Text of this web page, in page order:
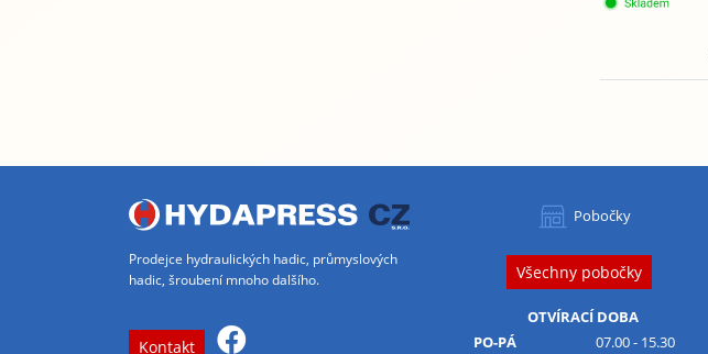
Prodejce hydraulických hadic, průmyslových
hadic, šroubení mnoho dalšího.
Kontakt
Pobočky
Všechny pobočky
OTVÍRACÍ DOBA
PO-PÁ
07.00 - 15.30